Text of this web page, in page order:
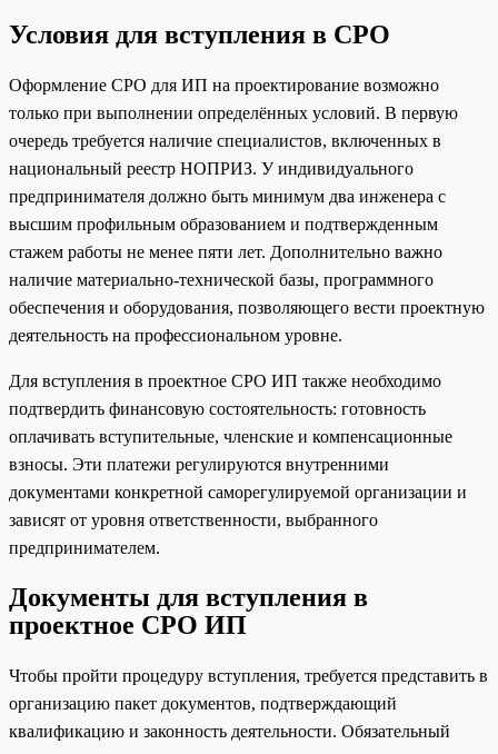
Условия для вступления в СРО
Оформление СРО для ИП на проектирование возможно
только при выполнении определённых условий. В первую
очередь требуется наличие специалистов, включенных в
национальный реестр НОПРИЗ. У индивидуального
предпринимателя должно быть минимум два инженера с
высшим профильным образованием и подтвержденным
стажем работы не менее пяти лет. Дополнительно важно
наличие материально-технической базы, программного
обеспечения и оборудования, позволяющего вести проектную
деятельность на профессиональном уровне.
Для вступления в проектное СРО ИП также необходимо
подтвердить финансовую состоятельность: готовность
оплачивать вступительные, членские и компенсационные
взносы. Эти платежи регулируются внутренними
документами конкретной саморегулируемой организации и
зависят от уровня ответственности, выбранного
предпринимателем.
Документы для вступления в
проектное СРО ИП
Чтобы пройти процедуру вступления, требуется представить в
организацию пакет документов, подтверждающий
квалификацию и законность деятельности. Обязательный